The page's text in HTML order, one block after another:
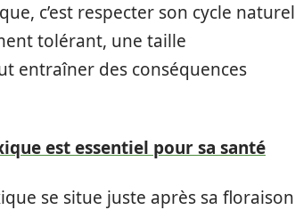
c’est respecter son cycle naturel
tolérant, une taille
entraîner des conséquences
est essentiel pour sa santé
se situe juste après sa floraison